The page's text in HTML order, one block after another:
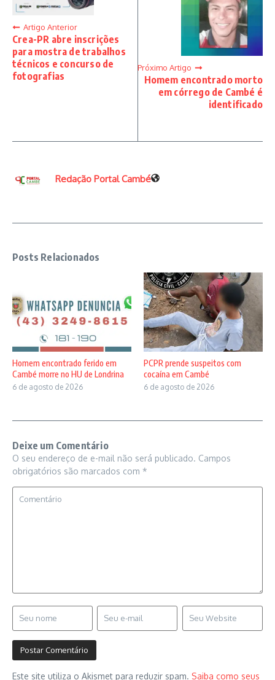
Artigo Anterior
Crea-PR abre inscrições
para mostra de trabalhos
técnicos e concurso de
fotografias
Próximo Artigo
Homem encontrado morto
em córrego de Cambé é
identificado
Redação Portal Cambé
Posts Relacionados
Homem encontrado ferido em
Cambé morre no HU de Londrina
6 de agosto de 2026
PCPR prende suspeitos com
cocaína em Cambé
6 de agosto de 2026
Deixe um Comentário
O seu endereço de e-mail não será publicado. Campos
obrigatórios são marcados com *
Este site utiliza o Akismet para reduzir spam. Saiba como seus